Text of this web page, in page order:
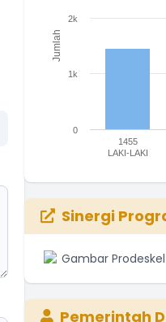
Jumlah
1455
LAKI-LAKI
0
1k
2k
Sinergi
Pemerintah